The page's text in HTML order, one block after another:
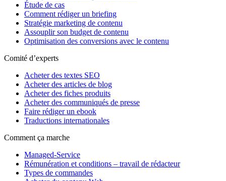
Étude de cas
Comment rédiger un briefing
Stratégie marketing de contenu
Assouplir son budget de contenu
Optimisation des conversions avec le contenu
Comité d’experts
Acheter des textes SEO
Acheter des articles de blog
Acheter des fiches produits
Acheter des communiqués de presse
Faire rédiger un ebook
Traductions internationales
Comment ça marche
Managed-Service
Rémunération et conditions – travail de rédacteur
Types de commandes